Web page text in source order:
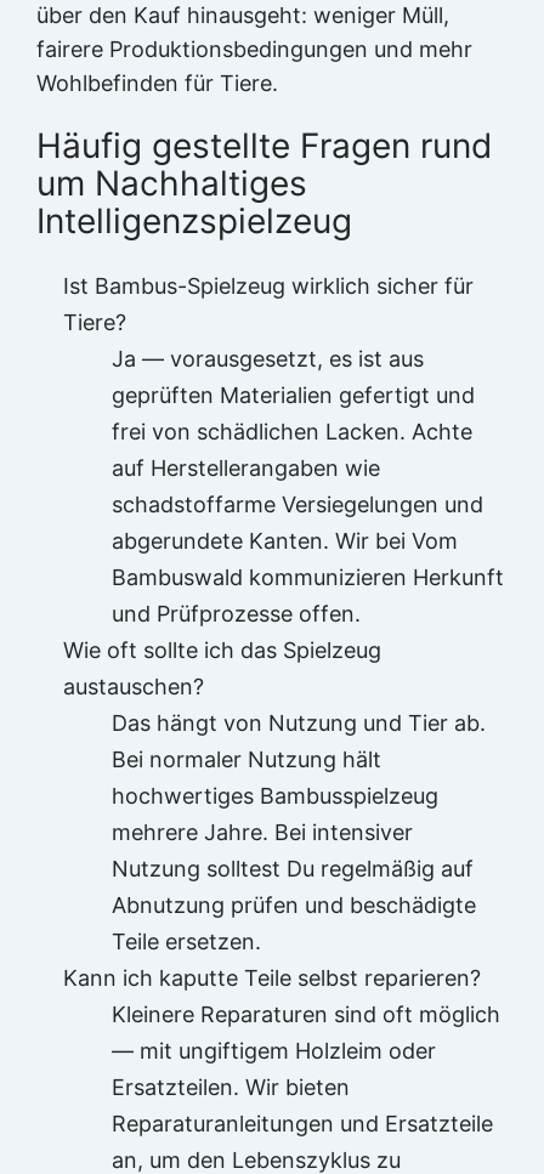
über den Kauf hinausgeht: weniger Müll,
fairere Produktionsbedingungen und mehr
Wohlbefinden für Tiere.
Häufig gestellte Fragen rund
um Nachhaltiges
Intelligenzspielzeug
Ist Bambus-Spielzeug wirklich sicher für
Tiere?
Ja — vorausgesetzt, es ist aus
geprüften Materialien gefertigt und
frei von schädlichen Lacken. Achte
auf Herstellerangaben wie
schadstoffarme Versiegelungen und
abgerundete Kanten. Wir bei Vom
Bambuswald kommunizieren Herkunft
und Prüfprozesse offen.
Wie oft sollte ich das Spielzeug
austauschen?
Das hängt von Nutzung und Tier ab.
Bei normaler Nutzung hält
hochwertiges Bambusspielzeug
mehrere Jahre. Bei intensiver
Nutzung solltest Du regelmäßig auf
Abnutzung prüfen und beschädigte
Teile ersetzen.
Kann ich kaputte Teile selbst reparieren?
Kleinere Reparaturen sind oft möglich
— mit ungiftigem Holzleim oder
Ersatzteilen. Wir bieten
Reparaturanleitungen und Ersatzteile
an, um den Lebenszyklus zu